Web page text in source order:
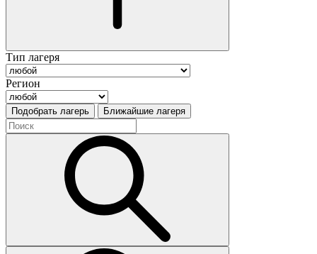
Тип лагеря
Регион
Подобрать лагерь Ближайшие лагеря